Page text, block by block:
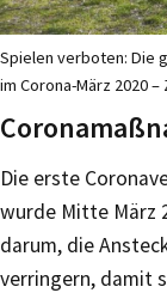
Spielen verboten: Die
im Corona-März 2020
Die erste
wurde Mitte März
darum, die
verringern, damit